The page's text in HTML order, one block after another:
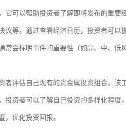
它可以帮助投资者了解即将发布的重
议等。通过查看经济日历，投资者可
会标明事件的重要性（如高、中、低
者评估自己现有的贵金属投资组合。
投资者可以了解自己投资的多样化程
，优化投资回报。